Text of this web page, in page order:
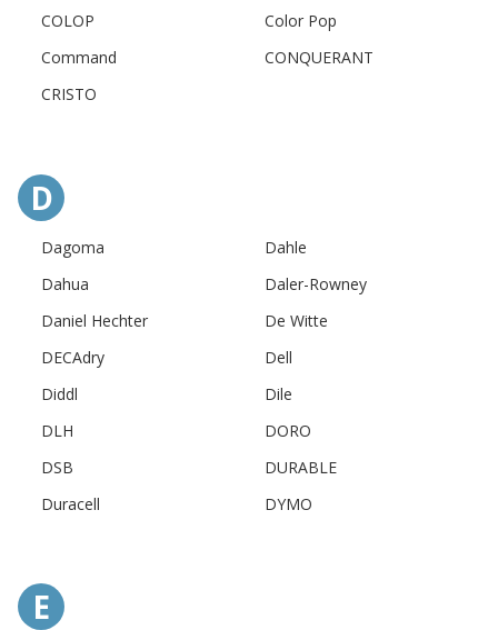
COLOP
Color Pop
Command
CONQUERANT
CRISTO
D
Dagoma
Dahle
Dahua
Daler-Rowney
Daniel Hechter
De Witte
DECAdry
Dell
Diddl
Dile
DLH
DORO
DSB
DURABLE
Duracell
DYMO
E